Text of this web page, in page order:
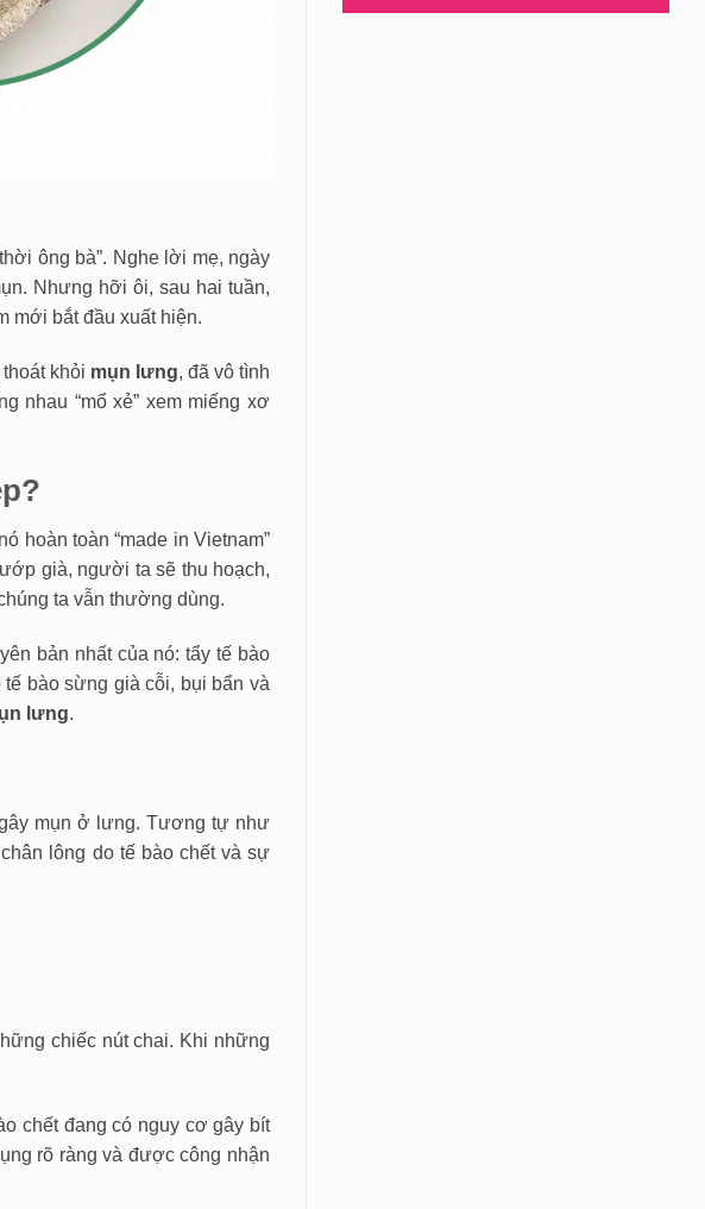
ông bà”. Nghe lời mẹ, ngày
Nhưng hỡi ôi, sau hai tuần,
mới bắt đầu xuất hiện.
khỏi mụn lưng, đã vô tình
nhau “mổ xẻ” xem miếng xơ
hoàn toàn “made in Vietnam”
già, người ta sẽ thu hoạch,
ta vẫn thường dùng.
bản nhất của nó: tẩy tế bào
bào sừng già cỗi, bụi bẩn và
lưng.
mụn ở lưng. Tương tự như
lông do tế bào chết và sự
chiếc nút chai. Khi những
chết đang có nguy cơ gây bít
rõ ràng và được công nhận